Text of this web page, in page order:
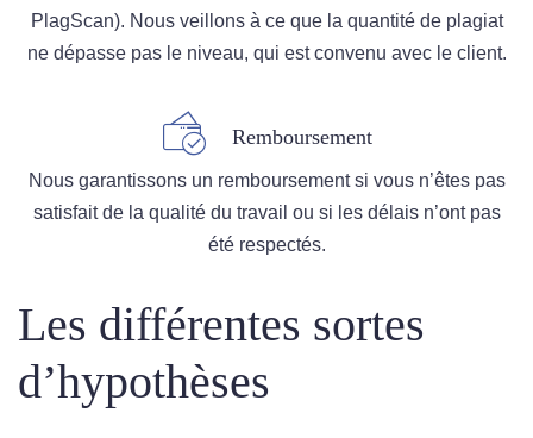
PlagScan). Nous veillons à ce que la quantité de plagiat
ne dépasse pas le niveau, qui est convenu avec le client.
Remboursement
Nous garantissons un remboursement si vous n’êtes pas
satisfait de la qualité du travail ou si les délais n’ont pas
été respectés.
Les différentes sortes
d’hypothèses